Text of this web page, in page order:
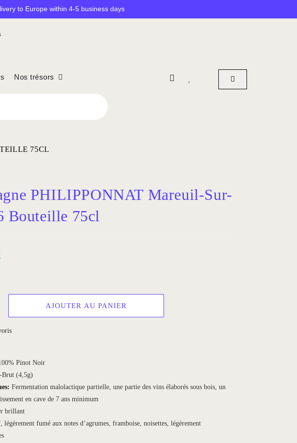
to Europe within 4-5 business days
Nos trésors
75CL
PHILIPPONNAT Mareuil-Sur-
Bouteille 75cl
AJOUTER AU PANIER
Pinot Noir
Brut (4,5g)
Fermentation malolactique partielle, une partie des vins élaborés sous bois, un
en cave de 7 ans minimum
brillant
légèrement fumé aux notes d’agrumes, framboise, noisettes, légèrement